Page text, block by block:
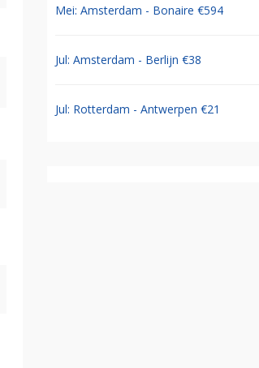
Mei: Amsterdam - Bonaire €594
Jul: Amsterdam - Berlijn €38
Jul: Rotterdam - Antwerpen €21